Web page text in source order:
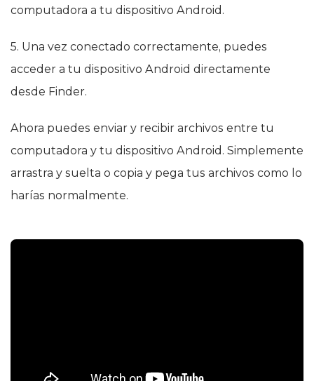
computadora a tu dispositivo Android.
5. Una vez conectado correctamente, puedes
acceder a tu dispositivo Android directamente
desde Finder.
Ahora puedes enviar y recibir archivos entre tu
computadora y tu dispositivo Android. Simplemente
arrastra y suelta o copia y pega tus archivos como lo
harías normalmente.